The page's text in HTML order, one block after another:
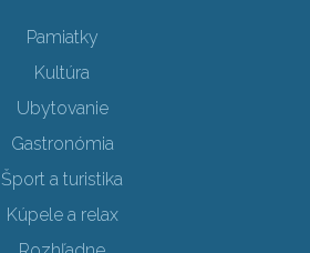
Pamiatky
Kultúra
Ubytovanie
Gastronómia
Šport a turistika
Kúpele a relax